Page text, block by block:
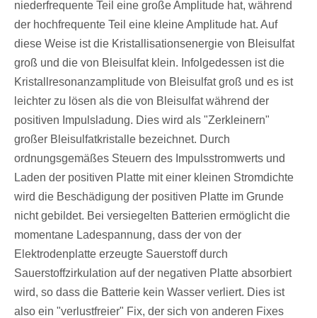
niederfrequente Teil eine große Amplitude hat, während
der hochfrequente Teil eine kleine Amplitude hat. Auf
diese Weise ist die Kristallisationsenergie von Bleisulfat
groß und die von Bleisulfat klein. Infolgedessen ist die
Kristallresonanzamplitude von Bleisulfat groß und es ist
leichter zu lösen als die von Bleisulfat während der
positiven Impulsladung. Dies wird als "Zerkleinern"
großer Bleisulfatkristalle bezeichnet. Durch
ordnungsgemäßes Steuern des Impulsstromwerts und
Laden der positiven Platte mit einer kleinen Stromdichte
wird die Beschädigung der positiven Platte im Grunde
nicht gebildet. Bei versiegelten Batterien ermöglicht die
momentane Ladespannung, dass der von der
Elektrodenplatte erzeugte Sauerstoff durch
Sauerstoffzirkulation auf der negativen Platte absorbiert
wird, so dass die Batterie kein Wasser verliert. Dies ist
also ein "verlustfreier" Fix, der sich von anderen Fixes